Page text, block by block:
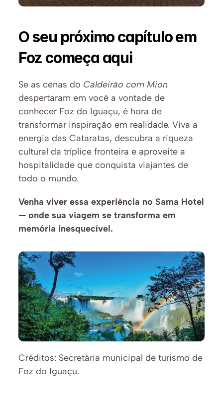
O seu próximo capítulo em
Foz começa aqui
Se as cenas do Caldeirão com Mion
despertaram em você a vontade de
conhecer Foz do Iguaçu, é hora de
transformar inspiração em realidade. Viva a
energia das Cataratas, descubra a riqueza
cultural da tríplice fronteira e aproveite a
hospitalidade que conquista viajantes de
todo o mundo.
Venha viver essa experiência no Sama Hotel
— onde sua viagem se transforma em
memória inesquecível.
Créditos: Secretária municipal de turismo de
Foz do Iguaçu.